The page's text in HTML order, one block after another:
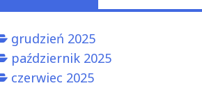
grudzień 2025
październik 2025
czerwiec 2025